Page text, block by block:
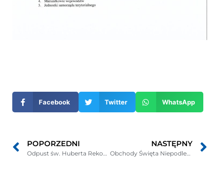
nowym
oknie
Facebook Twitter WhatsApp
POPORZEDNI
Odpust św. Huberta Rekowo Górnym
NASTĘPNY
Obchody Święta Niepodległości w Gminie Puck